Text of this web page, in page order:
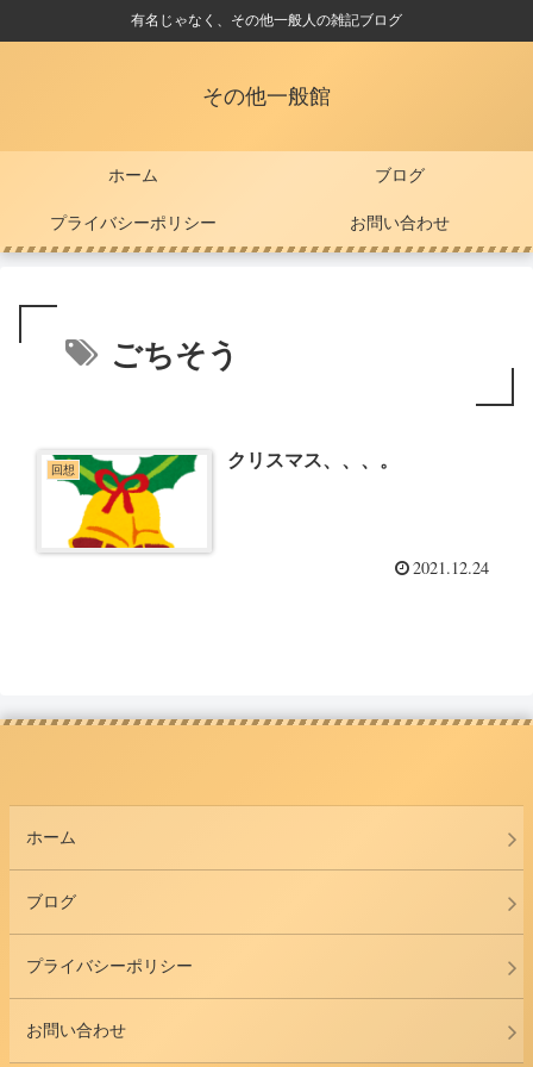
有名じゃなく、その他一般人の雑記ブログ
その他一般館
ホーム ブログ
プライバシーポリシー お問い合わせ
ごちそう
回想 クリスマス、、、。
2021.12.24
ホーム
ブログ
プライバシーポリシー
お問い合わせ